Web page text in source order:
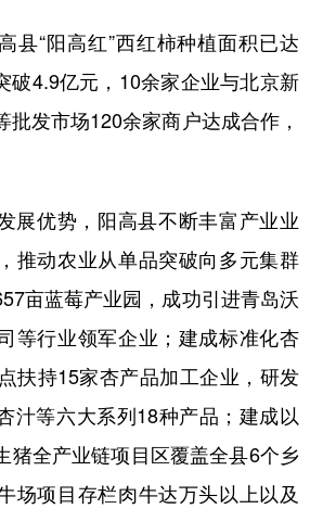
“阳高红”西红柿种植面积已达
破4.9亿元，10余家企业与北京新
批发市场120余家商户达成合作，
优势，阳高县不断丰富产业业
推动农业从单品突破向多元集群
亩蓝莓产业园，成功引进青岛沃
等行业领军企业；建成标准化杏
扶持15家杏产品加工企业，研发
汁等六大系列18种产品；建成以
猪全产业链项目区覆盖全县6个乡
场项目存栏肉牛达万头以上以及